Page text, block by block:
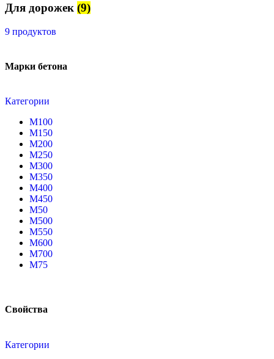
Для дорожек (9)
9 продуктов
Марки бетона
Категории
М100
М150
М200
М250
М300
М350
М400
М450
М50
М500
М550
М600
М700
М75
Свойства
Категории